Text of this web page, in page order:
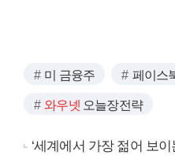
미 금융주 페이스
와우넷 오늘장전략
‘세계에서 가장 젊어 보